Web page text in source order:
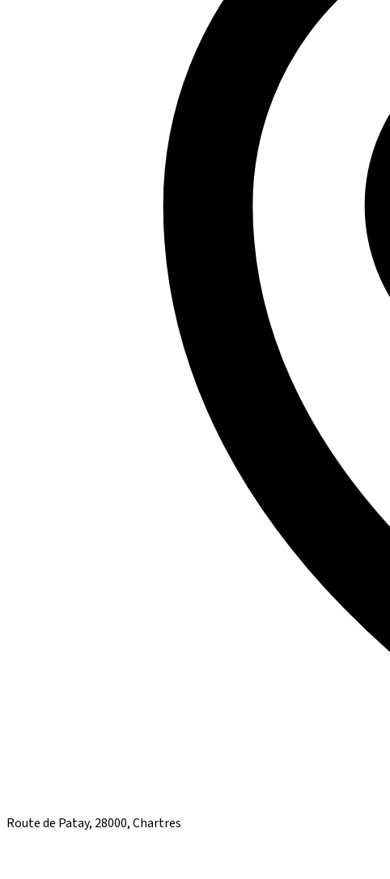
Route de Patay, 28000, Chartres